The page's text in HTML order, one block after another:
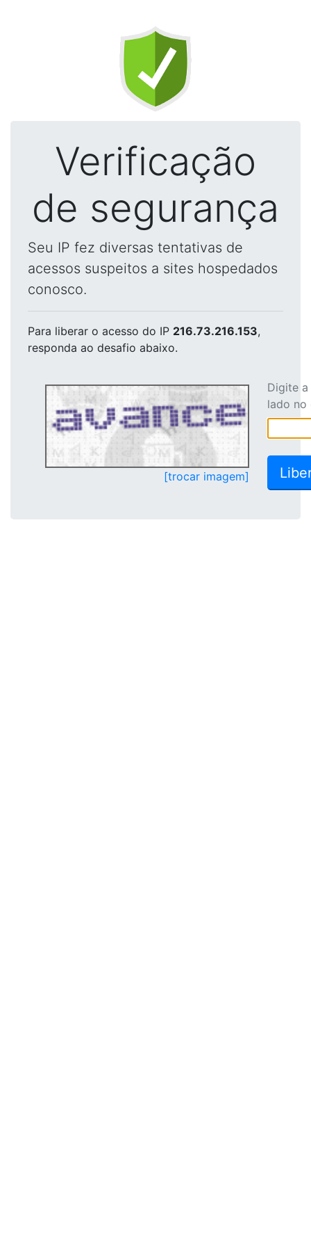
Verificação
de segurança
Seu IP fez diversas tentativas de
acessos suspeitos a sites hospedados
conosco.
Para liberar o acesso do IP 216.73.216.153,
responda ao desafio abaixo.
[trocar imagem]
Digite
lado no